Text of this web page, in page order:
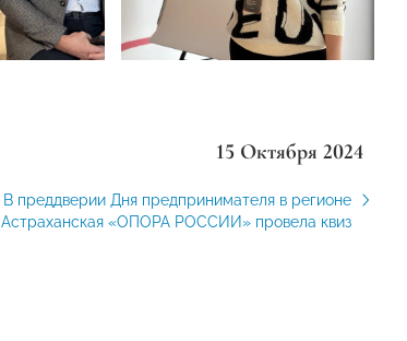
15 Октября 2024
В преддверии Дня предпринимателя в регионе
Астраханская «ОПОРА РОССИИ» провела квиз